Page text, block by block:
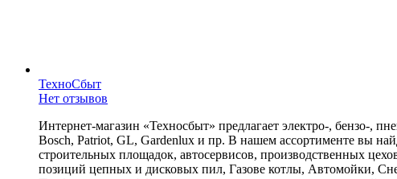
ТехноСбыт
Нет отзывов
Интернет-магазин «Техносбыт» предлагает электро-, бензо-,
Bosch, Patriot, GL, Gardenlux и пр. В нашем ассортименте вы
строительных площадок, автосервисов, производственных
позиций цепных и дисковых пил, Газове котлы, Автомойки,